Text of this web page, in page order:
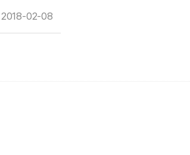
2018-02-08